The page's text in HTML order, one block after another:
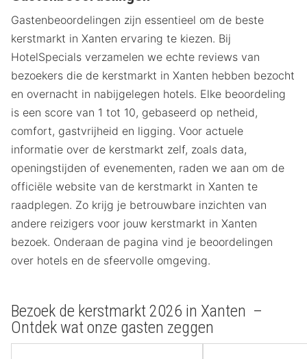
Gastenbeoordelingen zijn essentieel om de beste
kerstmarkt in Xanten ervaring te kiezen. Bij
HotelSpecials verzamelen we echte reviews van
bezoekers die de kerstmarkt in Xanten hebben bezocht
en overnacht in nabijgelegen hotels. Elke beoordeling
is een score van 1 tot 10, gebaseerd op netheid,
comfort, gastvrijheid en ligging. Voor actuele
informatie over de kerstmarkt zelf, zoals data,
openingstijden of evenementen, raden we aan om de
officiële website van de kerstmarkt in Xanten te
raadplegen. Zo krijg je betrouwbare inzichten van
andere reizigers voor jouw kerstmarkt in Xanten
bezoek. Onderaan de pagina vind je beoordelingen
over hotels en de sfeervolle omgeving.
Bezoek de kerstmarkt 2026 in Xanten –
Ontdek wat onze gasten zeggen